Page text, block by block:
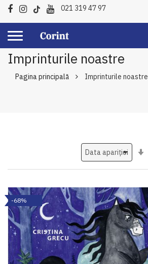
021 319 47 97
Imprinturile noastre
Pagina principală Imprinturile noastre
-68%